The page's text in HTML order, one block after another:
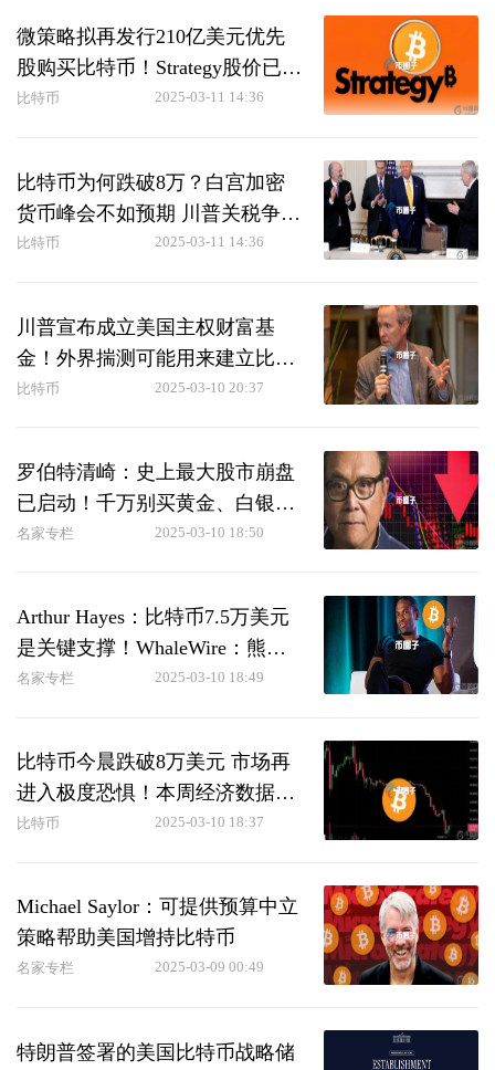
微策略拟再发行210亿美元优先
股购买比特币！Strategy股价已自
高点腰斩
比特币 2025-03-11 14:36
比特币为何跌破8万？白宫加密
货币峰会不如预期 川普关税争端
加剧衰退忧虑
比特币 2025-03-11 14:36
川普宣布成立美国主权财富基
金！外界揣测可能用来建立比特
币战略储备
比特币 2025-03-10 20:37
罗伯特清崎：史上最大股市崩盘
已启动！千万别买黄金、白银和
比特币ETF
名家专栏 2025-03-10 18:50
Arthur Hayes：比特币7.5万美元
是关键支撑！WhaleWire：熊市
已到来
名家专栏 2025-03-10 18:49
比特币今晨跌破8万美元 市场再
进入极度恐惧！本周经济数据焦
点一览
比特币 2025-03-10 18:37
Michael Saylor：可提供预算中立
策略帮助美国增持比特币
名家专栏 2025-03-09 00:49
特朗普签署的美国比特币战略储